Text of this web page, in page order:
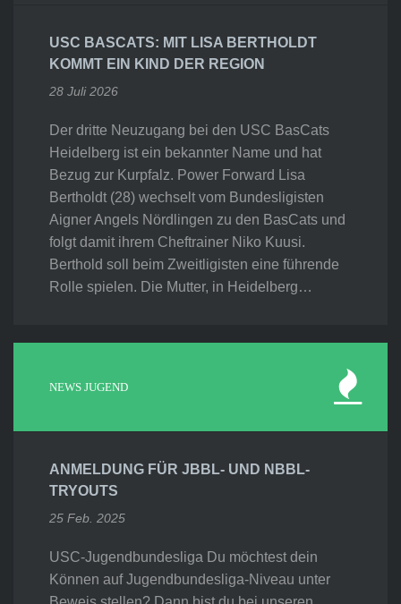
USC BASCATS: MIT LISA BERTHOLDT
KOMMT EIN KIND DER REGION
28 Juli 2026
Der dritte Neuzugang bei den USC BasCats
Heidelberg ist ein bekannter Name und hat
Bezug zur Kurpfalz. Power Forward Lisa
Bertholdt (28) wechselt vom Bundesligisten
Aigner Angels Nördlingen zu den BasCats und
folgt damit ihrem Cheftrainer Niko Kuusi.
Berthold soll beim Zweitligisten eine führende
Rolle spielen. Die Mutter, in Heidelberg…
NEWS JUGEND
ANMELDUNG FÜR JBBL- UND NBBL-
TRYOUTS
25 Feb. 2025
USC-Jugendbundesliga Du möchtest dein
Können auf Jugendbundesliga-Niveau unter